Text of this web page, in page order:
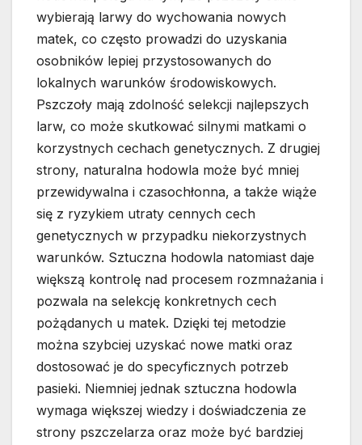
wybierają larwy do wychowania nowych
matek, co często prowadzi do uzyskania
osobników lepiej przystosowanych do
lokalnych warunków środowiskowych.
Pszczoły mają zdolność selekcji najlepszych
larw, co może skutkować silnymi matkami o
korzystnych cechach genetycznych. Z drugiej
strony, naturalna hodowla może być mniej
przewidywalna i czasochłonna, a także wiąże
się z ryzykiem utraty cennych cech
genetycznych w przypadku niekorzystnych
warunków. Sztuczna hodowla natomiast daje
większą kontrolę nad procesem rozmnażania i
pozwala na selekcję konkretnych cech
pożądanych u matek. Dzięki tej metodzie
można szybciej uzyskać nowe matki oraz
dostosować je do specyficznych potrzeb
pasieki. Niemniej jednak sztuczna hodowla
wymaga większej wiedzy i doświadczenia ze
strony pszczelarza oraz może być bardziej